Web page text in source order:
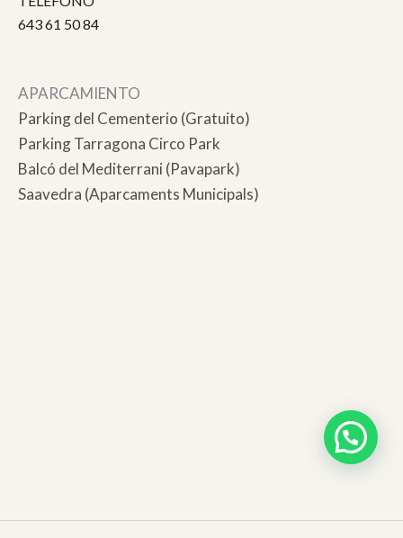
643 61 50 84
APARCAMIENTO
Parking del Cementerio (Gratuito)
Parking Tarragona Circo Park
Balcó del Mediterrani (Pavapark)
Saavedra (Aparcaments Municipals)